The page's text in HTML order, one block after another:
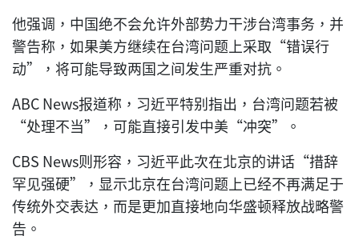
他强调，中国绝不会允许外部势力干涉台湾事务，并
警告称，如果美方继续在台湾问题上采取“错误行
动”，将可能导致两国之间发生严重对抗。
ABC News报道称，习近平特别指出，台湾问题若被
“处理不当”，可能直接引发中美“冲突”。
CBS News则形容，习近平此次在北京的讲话“措辞
罕见强硬”，显示北京在台湾问题上已经不再满足于
传统外交表达，而是更加直接地向华盛顿释放战略警
告。